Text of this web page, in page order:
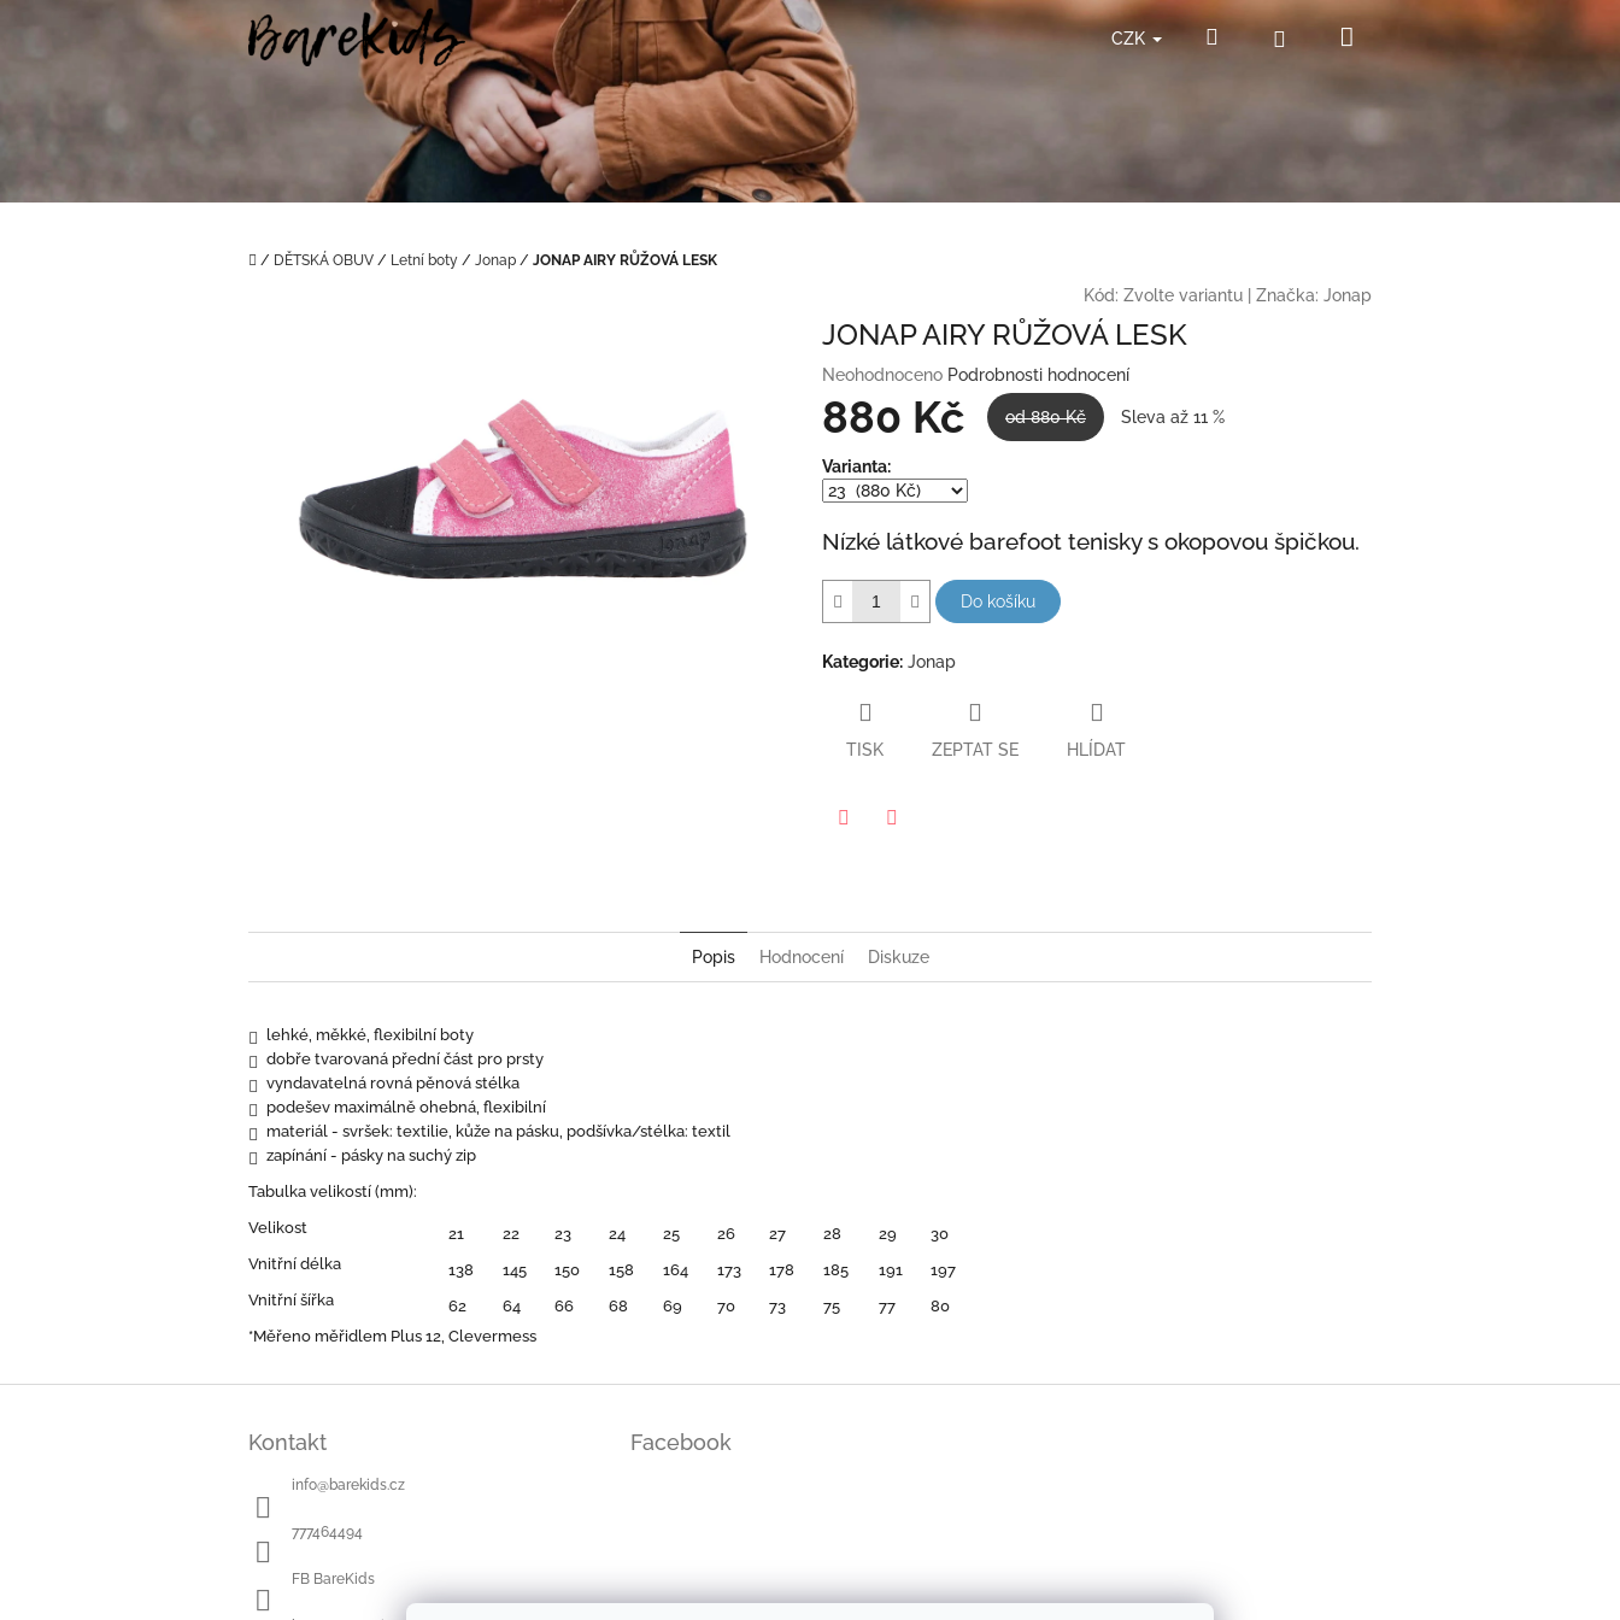
CZK HledatPřihlášeníNákupní
Domů
/ DĚTSKÁ OBUV / Letní boty / Jonap / JONAP AIRY RŮŽOVÁ LESK
Kód: Zvolte variantu Značka: Jonap
JONAP AIRY RŮŽOVÁ LESK
Průměrné
hodnocení
produktu
0,0
z
hvězdiček.
Neohodnoceno Podrobnosti hodnocení
880 Kč od 880 Kč Sleva až 11 %
Měrná
cena:
Varianta:
Nízké látkové barefoot tenisky s okopovou špičkou.
Do košíku
Kategorie: Jonap
TISK ZEPTAT SE HLÍDAT
Popis Hodnocení Diskuze
lehké, měkké, flexibilní boty
dobře tvarovaná přední část pro prsty
vyndavatelná rovná pěnová stélka
podešev maximálně ohebná, flexibilní
materiál - svršek: textilie, kůže na pásku, podšívka/stélka: textil
zapínání - pásky na suchý zip
Tabulka velikostí (mm):
Velikost
21 22 23 24 25 26 27 28 29
30
Vnitřní délka
138 145 150 158 164 173 178 185 191
197
Vnitřní šířka
62 64 66 68 69 70 73 75 77
80
*Měřeno měřidlem Plus 12, Clevermess
Kontakt
info@barekids.cz
777464494
FB BareKids
Facebook